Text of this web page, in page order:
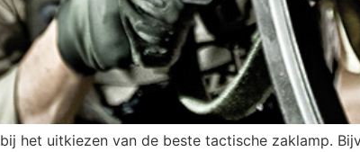
het uitkiezen van de beste tactische zaklamp.